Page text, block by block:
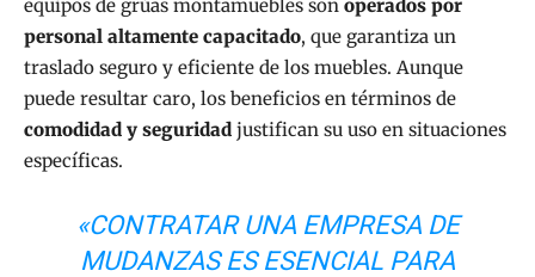
equipos de grúas montamuebles son operados por
personal altamente capacitado, que garantiza un
traslado seguro y eficiente de los muebles. Aunque
puede resultar caro, los beneficios en términos de
comodidad y seguridad justifican su uso en situaciones
específicas.
«CONTRATAR UNA EMPRESA DE
MUDANZAS ES ESENCIAL PARA